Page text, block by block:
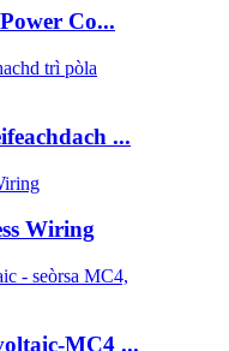
Co...
...
Wiring
MC4 ...